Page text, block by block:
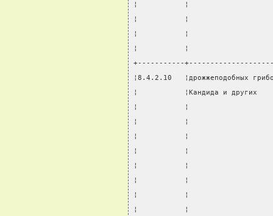
¦           ¦
¦           ¦
¦           ¦
¦           ¦
+-----------
¦8.4.2.10   ¦дрожжеподобных
¦           ¦Кандида и
¦           ¦
¦           ¦
¦           ¦
¦           ¦
¦           ¦
¦           ¦
¦           ¦
¦           ¦